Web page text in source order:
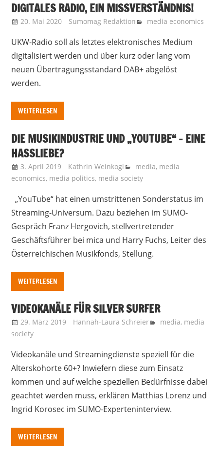
DIGITALES RADIO, EIN MISSVERSTÄNDNIS!
20. Mai 2020 Sumomag Redaktion media economics
UKW-Radio soll als letztes elektronisches Medium
digitalisiert werden und über kurz oder lang vom
neuen Übertragungsstandard DAB+ abgelöst
werden.
WEITERLESEN
DIE MUSIKINDUSTRIE UND „YOUTUBE“ – EINE
HASSLIEBE?
3. April 2019 Kathrin Weinkogl media, media
economics, media politics, media society
„YouTube“ hat einen umstrittenen Sonderstatus im
Streaming-Universum. Dazu beziehen im SUMO-
Gespräch Franz Hergovich, stellvertretender
Geschäftsführer bei mica und Harry Fuchs, Leiter des
Österreichischen Musikfonds, Stellung.
WEITERLESEN
VIDEOKANÄLE FÜR SILVER SURFER
29. März 2019 Hannah-Laura Schreier media, media
society
Videokanäle und Streamingdienste speziell für die
Alterskohorte 60+? Inwiefern diese zum Einsatz
kommen und auf welche speziellen Bedürfnisse dabei
geachtet werden muss, erklären Matthias Lorenz und
Ingrid Korosec im SUMO-Experteninterview.
WEITERLESEN